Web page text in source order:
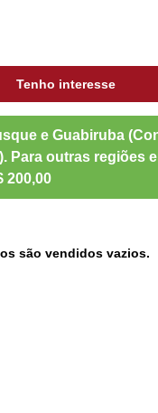
Tenho interesse
são vendidos vazios.